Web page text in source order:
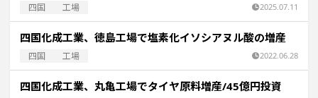
四国 工場 2025.07.11
四国化成工業、徳島工場で塩素化イソシアヌル酸の増産
四国 工場 2022.06.28
四国化成工業、丸亀工場でタイヤ原料増産/45億円投資